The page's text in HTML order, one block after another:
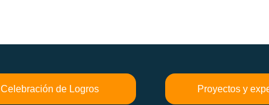
Celebración de Logros Proyectos y